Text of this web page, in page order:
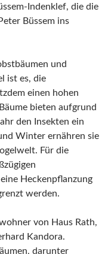
Indenklef, die die
Büssem ins
und
ist es, die
einen hohen
bieten aufgrund
den Insekten ein
Winter ernähren sie
Für die
Heckenpflanzung
werden.
von Haus Rath,
Kandora.
darunter